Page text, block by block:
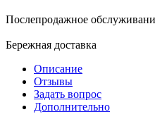
Послепродажное
Бережная доставка
Описание
Отзывы
Задать вопрос
Дополнительно